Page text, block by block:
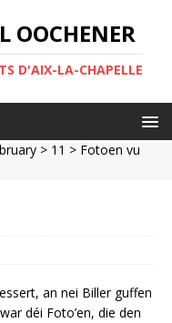
OOCHENER
D'AIX-LA-CHAPELLE
> 11 > Fotoen vu
an nei Biller guffen
déi Foto’en, die den